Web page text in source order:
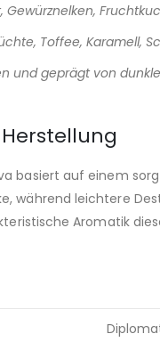
Gewürznelken,
Toffee, Karamell,
und geprägt von
basiert auf einem
während leichtere
Aromatik